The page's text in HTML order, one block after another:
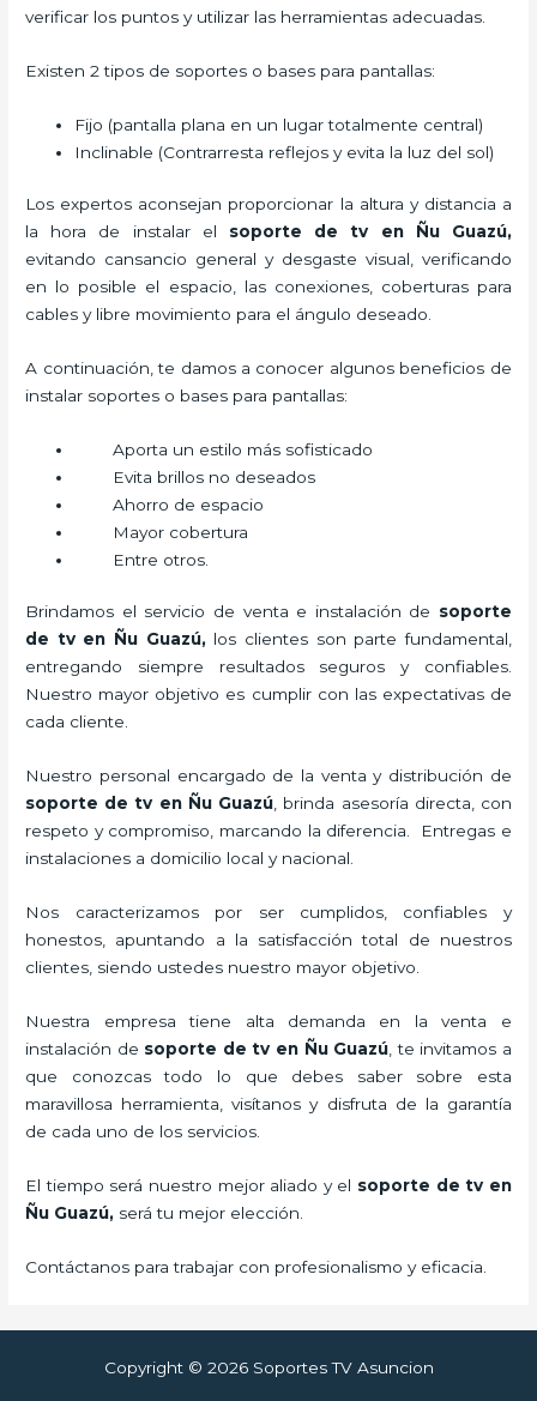
verificar los puntos y utilizar las herramientas adecuadas.
Existen 2 tipos de soportes o bases para pantallas:
Fijo (pantalla plana en un lugar totalmente central)
Inclinable (Contrarresta reflejos y evita la luz del sol)
Los expertos aconsejan proporcionar la altura y distancia a
la hora de instalar el soporte de tv en Ñu Guazú,
evitando cansancio general y desgaste visual, verificando
en lo posible el espacio, las conexiones, coberturas para
cables y libre movimiento para el ángulo deseado.
A continuación, te damos a conocer algunos beneficios de
instalar soportes o bases para pantallas:
Aporta un estilo más sofisticado
Evita brillos no deseados
Ahorro de espacio
Mayor cobertura
Entre otros.
Brindamos el servicio de venta e instalación de soporte
de tv en Ñu Guazú, los clientes son parte fundamental,
entregando siempre resultados seguros y confiables.
Nuestro mayor objetivo es cumplir con las expectativas de
cada cliente.
Nuestro personal encargado de la venta y distribución de
soporte de tv en Ñu Guazú, brinda asesoría directa, con
respeto y compromiso, marcando la diferencia. Entregas e
instalaciones a domicilio local y nacional.
Nos caracterizamos por ser cumplidos, confiables y
honestos, apuntando a la satisfacción total de nuestros
clientes, siendo ustedes nuestro mayor objetivo.
Nuestra empresa tiene alta demanda en la venta e
instalación de soporte de tv en Ñu Guazú , te invitamos a
que conozcas todo lo que debes saber sobre esta
maravillosa herramienta, visítanos y disfruta de la garantía
de cada uno de los servicios.
El tiempo será nuestro mejor aliado y el soporte de tv en
Ñu Guazú, será tu mejor elección.
Contáctanos para trabajar con profesionalismo y eficacia.
Copyright © 2026 Soportes TV Asuncion